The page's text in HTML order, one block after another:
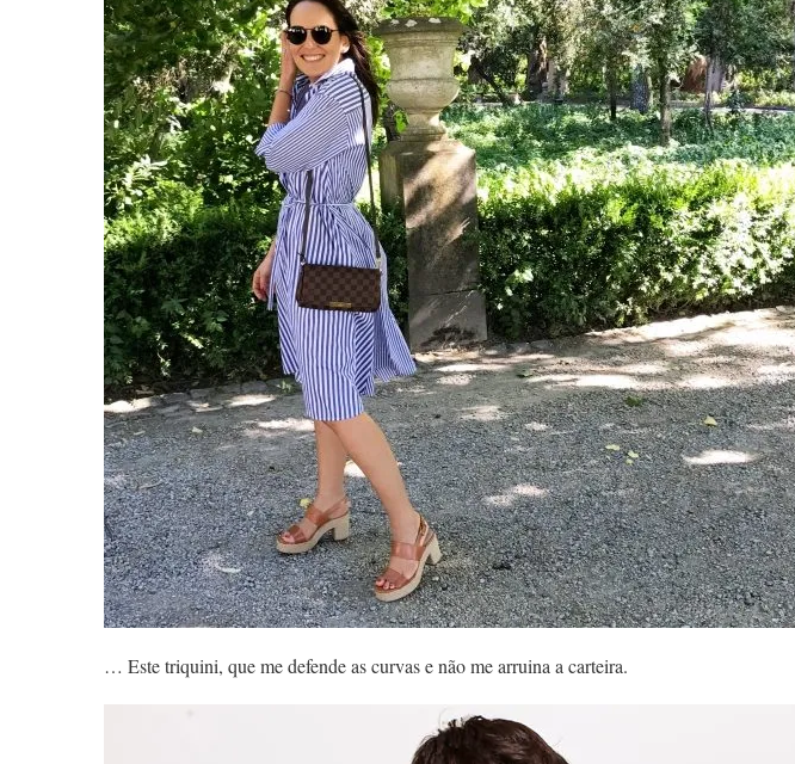
… Este triquini, que me defende as curvas e não me arruina a carteira.